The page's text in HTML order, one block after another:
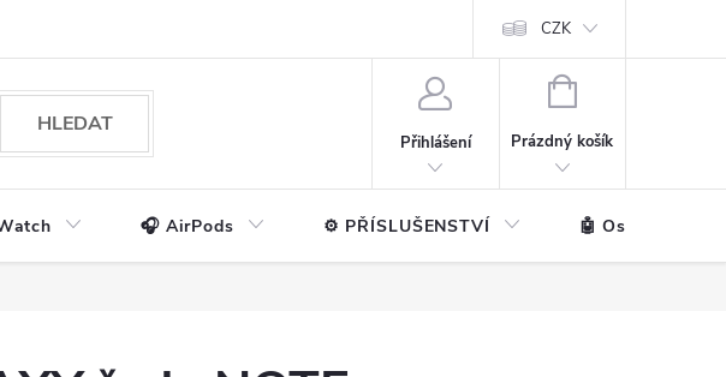
CZK
HLEDAT
Přihlášení
NÁKUPNÍ
Prázdný košík
🎧 AirPods ⚙️ PŘÍSLUŠENSTVÍ 🤖 Ostatní